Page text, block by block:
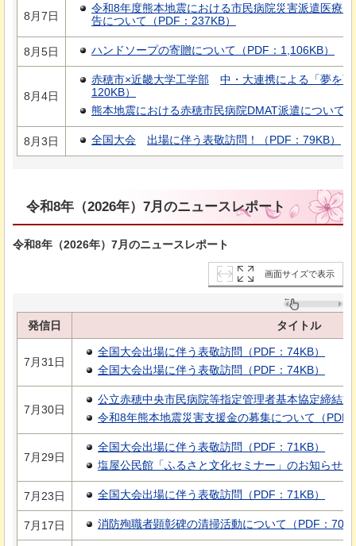
8月7日
令和8年度熊本地震における市民病院災害派遣医療
告について（PDF：237KB）
8月5日 ハンドソープの寄贈について（PDF：1,106KB）
8月4日
赤穂市×近畿大学工学部 中 ・大連携による「夢を
120KB）
熊本地震における赤穂市民病院DMAT派遣について
8月3日 全国大会 出場に伴う表敬訪問！（PDF：79KB）
令和8年（2026年）7月のニュースレポート
令和8年（2026年）7月のニュースレポート
画面サイズで表示
発信日 タイトル
7月31日
全国大会出場に伴う表敬訪問（PDF：74KB）
全国大会出場に伴う表敬訪問（PDF：74KB）
7月30日
公立赤穂中央市民病院等指定管理者基本協定締結
令和8年熊本地震災害支援金の募集について（PDF
7月29日
全国大会出場に伴う表敬訪問（PDF：71KB）
塩屋公民館「ふるさと文化セミナー」のお知らせ
7月23日 全国大会出場に伴う表敬訪問（PDF：71KB）
7月17日 消防殉職者顕彰碑の清掃活動について（PDF：